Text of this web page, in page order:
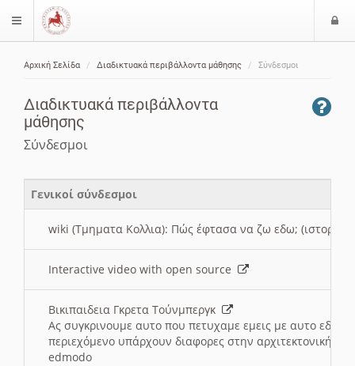
$langMenu
Αρχική Σελίδα Διαδικτυακά περιβάλλοντα μάθησης Σύνδεσμοι
Διαδικτυακά περιβάλλοντα
μάθησης
Σύνδεσμοι
Γενικοί σύνδεσμοι
wiki (Τμηματα Κολλια): Πώς έφτασα να ζω εδω; (ιστορια)
Interactive video with open source
Βικιπαιδεια Γκρετα Τούνμπεργκ
Ας συγκρινουμε αυτο που πετυχαμε εμεις με αυτο εδω
περιεχόμενο υπάρχουν διαφορες στην αρχιτεκτονική
edmodo